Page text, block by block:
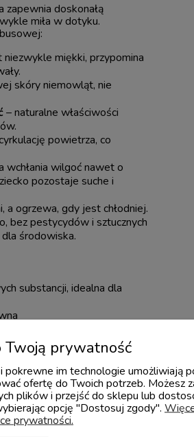
zapewnia doskonałą
miła w dotyku.
miękki, przypomina
skóry niemowląt, nie
– naturalne właściwości
powietrza, co
wchłania wilgoć nawet o
pozostaje suche i
a ogrzewa, gdy jest chłodniej.
bez pestycydów i sztucznych
środowiska.
substancji, idealna dla
właściwościom
i subtelny połysk
Twoją prywatność
pokrewne im technologie umożliwiają
ofertę do Twoich potrzeb. Możesz
plików i przejść do sklepu lub
opcję "Dostosuj zgody".
prywatności.